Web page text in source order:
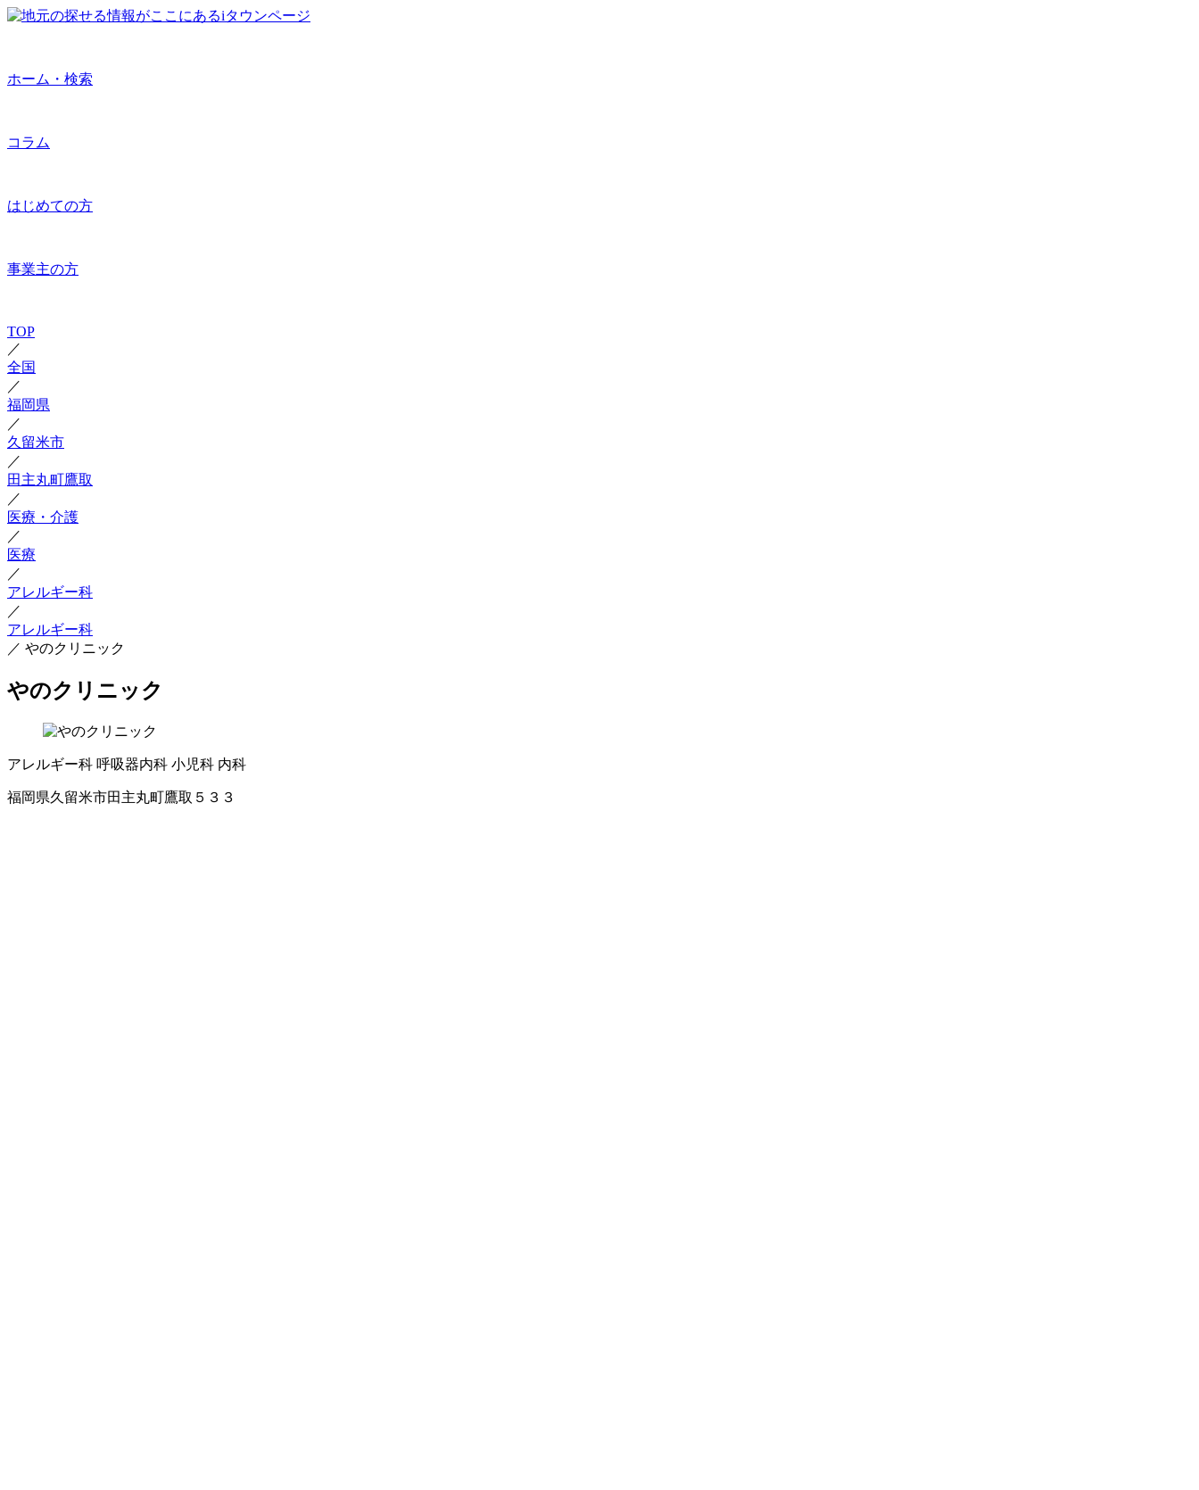
ホーム・検索
コラム
はじめての方
事業主の方
TOP
／
全国
／
福岡県
／
久留米市
／
田主丸町鷹取
／
医療・介護
／
医療
／
アレルギー科
／
アレルギー科
／ やのクリニック
やのクリニック
アレルギー科 呼吸器内科 小児科 内科
福岡県久留米市田主丸町鷹取５３３